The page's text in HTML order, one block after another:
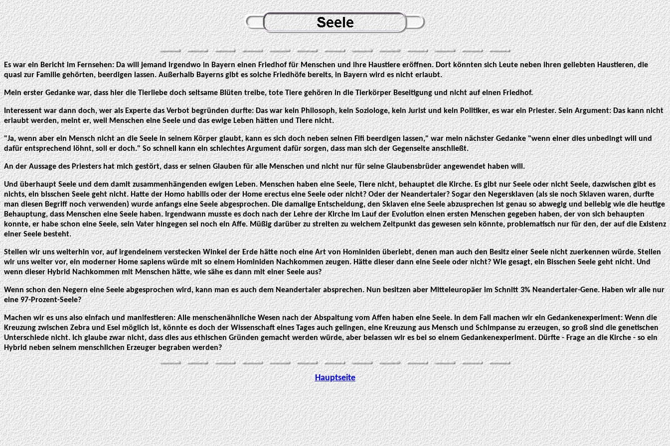
Es war ein Bericht im Fernsehen: Da will jemand irgendwo in Bayern einen Friedhof für Menschen und ihre Haustiere eröffnen. Dort könnten sich Leute neben ihren geliebten Haustieren, die
quasi zur Familie gehörten, beerdigen lassen. Außerhalb Bayerns gibt es solche Friedhöfe bereits, in Bayern wird es nicht erlaubt.
Mein erster Gedanke war, dass hier die Tierliebe doch seltsame Blüten treibe, tote Tiere gehören in die Tierkörper Beseitigung und nicht auf einen Friedhof.
Interessent war dann doch, wer als Experte das Verbot begründen durfte: Das war kein Philosoph, kein Soziologe, kein Jurist und kein Politiker, es war ein Priester. Sein Argument: Das kann nicht
erlaubt werden, meint er, weil Menschen eine Seele und das ewige Leben hätten und Tiere nicht.
"Ja, wenn aber ein Mensch nicht an die Seele in seinem Körper glaubt, kann es sich doch neben seinen Fifi beerdigen lassen," war mein nächster Gedanke "wenn einer dies unbedingt will und
dafür entsprechend löhnt, soll er doch." So schnell kann ein schlechtes Argument dafür sorgen, dass man sich der Gegenseite anschließt.
An der Aussage des Priesters hat mich gestört, dass er seinen Glauben für alle Menschen und nicht nur für seine Glaubensbrüder angewendet haben will.
Und überhaupt Seele und dem damit zusammenhängenden ewigen Leben. Menschen haben eine Seele, Tiere nicht, behauptet die Kirche. Es gibt nur Seele oder nicht Seele, dazwischen gibt es
nichts, ein bisschen Seele geht nicht. Hatte der Homo habilis oder der Home erectus eine Seele oder nicht? Oder der Neandertaler? Sogar den Negersklaven (als sie noch Sklaven waren, durfte
man diesen Begriff noch verwenden) wurde anfangs eine Seele abgesprochen. Die damalige Entscheidung, den Sklaven eine Seele abzusprechen ist genau so abwegig und beliebig wie die heutige
Behauptung, dass Menschen eine Seele haben. Irgendwann musste es doch nach der Lehre der Kirche im Lauf der Evolution einen ersten Menschen gegeben haben, der von sich behaupten
konnte, er habe schon eine Seele, sein Vater hingegen sei noch ein Affe. Müßig darüber zu streiten zu welchem Zeitpunkt das gewesen sein könnte, problematisch nur für den, der auf die Existenz
einer Seele besteht.
Stellen wir uns weiterhin vor, auf irgendeinem verstecken Winkel der Erde hätte noch eine Art von Hominiden überlebt, denen man auch den Besitz einer Seele nicht zuerkennen würde. Stellen
wir uns weiter vor, ein moderner Home sapiens würde mit so einem Hominiden Nachkommen zeugen. Hätte dieser dann eine Seele oder nicht? Wie gesagt, ein Bisschen Seele geht nicht. Und
wenn dieser Hybrid Nachkommen mit Menschen hätte, wie sähe es dann mit einer Seele aus?
Wenn schon den Negern eine Seele abgesprochen wird, kann man es auch dem Neandertaler absprechen. Nun besitzen aber Mitteleuropäer im Schnitt 3% Neandertaler-Gene. Haben wir alle nur
eine 97-Prozent-Seele?
Machen wir es uns also einfach und manifestieren: Alle menschenähnliche Wesen nach der Abspaltung vom Affen haben eine Seele. In dem Fall machen wir ein Gedankenexperiment: Wenn die
Kreuzung zwischen Zebra und Esel möglich ist, könnte es doch der Wissenschaft eines Tages auch gelingen, eine Kreuzung aus Mensch und Schimpanse zu erzeugen, so groß sind die genetischen
Unterschiede nicht. Ich glaube zwar nicht, dass dies aus ethischen Gründen gemacht werden würde, aber belassen wir es bei so einem Gedankenexperiment. Dürfte - Frage an die Kirche - so ein
Hybrid neben seinem menschlichen Erzeuger begraben werden?
Hauptseite